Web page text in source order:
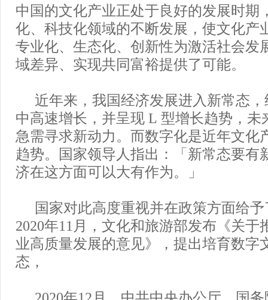
中国的文化产业正处于良好的发展时期
化、科技化领域的不断发展，使文化产
专业化、生态化、创新性为激活社会发
域差异、实现共同富裕提供了可能。
近年来，我国经济发展进入新常态
中高速增长，并呈现 L 型增长趋势，未
急需寻求新动力。而数字化是近年文化
趋势。国家领导人指出：「新常态要有
济在这方面可以大有作为。」
国家对此高度重视并在政策方面给
2020年11月，文化和旅游部发布《关于
业高质量发展的意见》，提出培育数字
态，
2020年12月，中共中央办公厅、国